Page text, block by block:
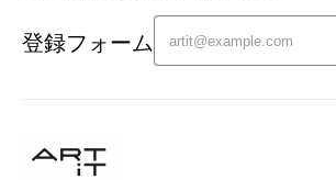
登録フォーム